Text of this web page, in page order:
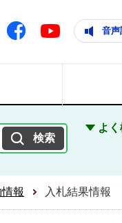
に輝く住みよいまち
Facebook Youtube 音声
よ
報 入札結果情報